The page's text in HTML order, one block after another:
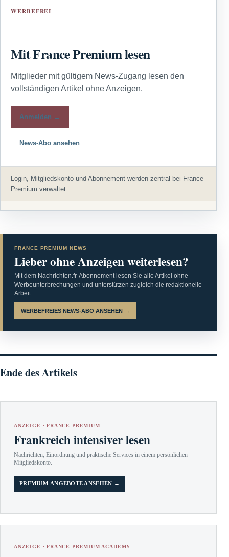
WERBEFREI
Mit France Premium lesen
Mitglieder mit gültigem News-Zugang lesen den
vollständigen Artikel ohne Anzeigen.
Anmelden →
News-Abo ansehen
Login, Mitgliedskonto und Abonnement werden zentral bei France
Premium verwaltet.
FRANCE PREMIUM NEWS
Lieber ohne Anzeigen weiterlesen?
Mit dem Nachrichten.fr-Abonnement lesen Sie alle Artikel ohne
Werbeunterbrechungen und unterstützen zugleich die redaktionelle
Arbeit.
WERBEFREIES NEWS-ABO ANSEHEN →
Ende des Artikels
ANZEIGE · FRANCE PREMIUM
Frankreich intensiver lesen
Nachrichten, Einordnung und praktische Services in einem persönlichen
Mitgliedskonto.
PREMIUM-ANGEBOTE ANSEHEN →
ANZEIGE · FRANCE PREMIUM ACADEMY